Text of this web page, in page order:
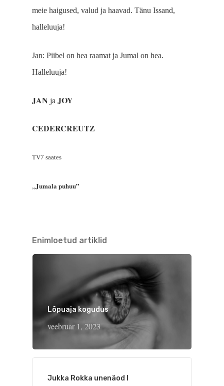
meie haigused, valud ja haavad. Tänu Issand,
halleluuja!
Jan: Piibel on hea raamat ja Jumal on hea.
Halleluuja!
JAN ja JOY
CEDERCREUTZ
TV7 saates
„Jumala puhuu”
Enimloetud artiklid
Lõpuaja kogudus
veebruar 1, 2023
Jukka Rokka unenäod I